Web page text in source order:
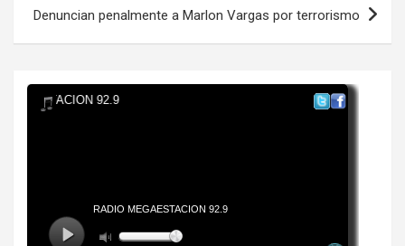
Denuncian penalmente a Marlon Vargas por terrorismo